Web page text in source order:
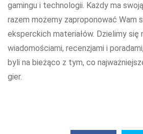
gamingu i technologii. Każdy ma
razem możemy zaproponować Wam
eksperckich materiałów. Dzielimy się
wiadomościami, recenzjami i
byli na bieżąco z tym, co
gier.